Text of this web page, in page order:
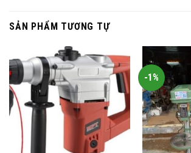
SẢN PHẨM TƯƠNG TỰ
-1%